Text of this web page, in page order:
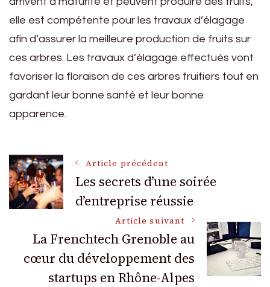
elle est compétente pour les travaux d’élagage
afin d’assurer la meilleure production de fruits sur
ces arbres. Les travaux d’élagage effectués vont
favoriser la floraison de ces arbres fruitiers tout en
gardant leur bonne santé et leur bonne
apparence.
Navigation
des
articles
Article précédent
Les secrets d’une soirée
d’entreprise réussie
Article suivant
La Frenchtech Grenoble au
cœur du développement des
startups en Rhône-Alpes